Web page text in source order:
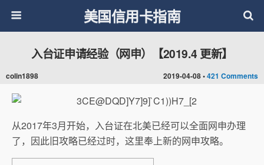
美国信用卡指南
2019-04-08 •421 Comments
入台证申请经验（网申）【2019.4 更新】
colin1898
从2017年3月开始，入台证在北美已经可以全面网申办理
了，因此旧攻略已经过时，这里奉上新的网申攻略。